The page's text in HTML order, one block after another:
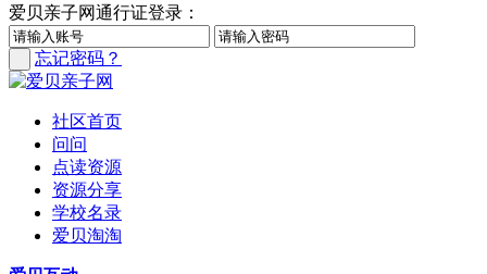
爱贝亲子网通行证登录：
忘记密码？
社区首页
问问
点读资源
资源分享
学校名录
爱贝淘淘